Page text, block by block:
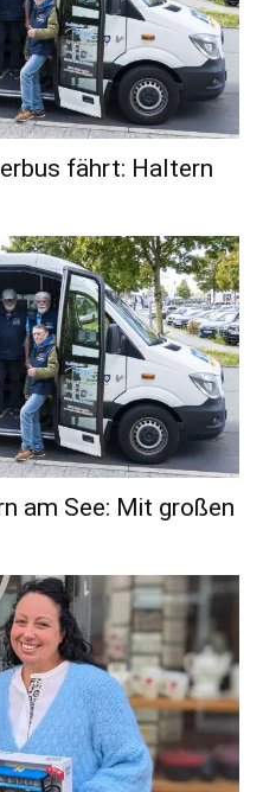
fährt: Haltern
am See: Mit großen